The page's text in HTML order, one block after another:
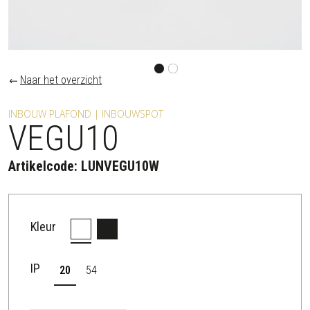
Naar het overzicht
INBOUW PLAFOND | INBOUWSPOT
VEGU10
Artikelcode: LUNVEGU10W
Kleur
IP 20 54